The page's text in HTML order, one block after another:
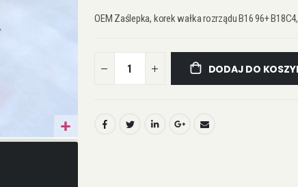
OEM Zaślepka, korek wałka rozrządu B16 96+
DODAJ DO